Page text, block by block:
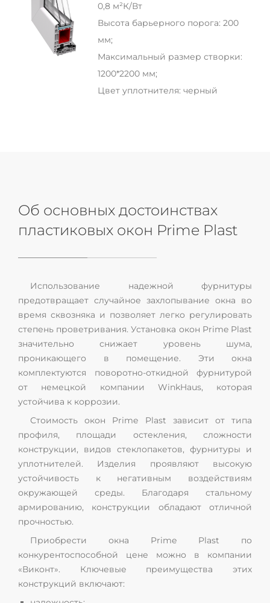
0,8 м²К/Вт
Высота барьерного порога: 200
мм;
Максимальный размер створки:
1200*2200 мм;
Цвет уплотнителя: черный
Об основных достоинствах
пластиковых окон Prime Plast
Использование надежной фурнитуры
предотвращает случайное захлопывание окна во
время сквозняка и позволяет легко регулировать
степень проветривания. Установка окон Prime Plast
значительно снижает уровень шума,
проникающего в помещение. Эти окна
комплектуются поворотно-откидной фурнитурой
от немецкой компании WinkHaus, которая
устойчива к коррозии.
Стоимость окон Prime Plast зависит от типа
профиля, площади остекления, сложности
конструкции, видов стеклопакетов, фурнитуры и
уплотнителей. Изделия проявляют высокую
устойчивость к негативным воздействиям
окружающей среды. Благодаря стальному
армированию, конструкции обладают отличной
прочностью.
Приобрести окна Prime Plast по
конкурентоспособной цене можно в компании
«Виконт». Ключевые преимущества этих
конструкций включают: